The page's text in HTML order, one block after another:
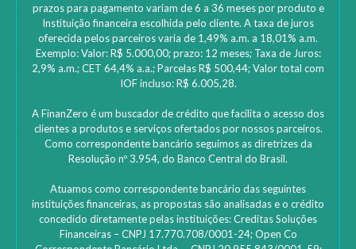
prazos para pagamento variam de 6 a 36 meses por produto e
Instituição financeira escolhida pelo cliente. A taxa de juros
oferecida pelos parceiros varia de 1,49% a.m. a 18,01% a.m.
Exemplo: Valor: R$ 5.000,00; prazo: 12 meses; Taxa de Juros:
2,9% a.m.; CET 64,4% a.a.; Parcelas R$ 500,44; Valor total com
IOF incluso: R$ 6.005,28.
A FinanZero é um buscador de crédito que facilita o acesso dos
clientes a produtos e serviços ofertados por nossos parceiros.
Como correspondente bancário seguimos as diretrizes da
Resolução nº 3.954, do Banco Central do Brasil.
Atuamos como correspondente bancário das seguintes
instituições financeiras, as propostas são analisadas e o crédito
concedido diretamente pelas instituições: ‎Creditas Soluções
Financeiras – CNPJ 17.770.708/0001-24; Open Co